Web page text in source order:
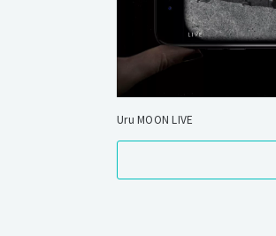
Uru MOON LIVE